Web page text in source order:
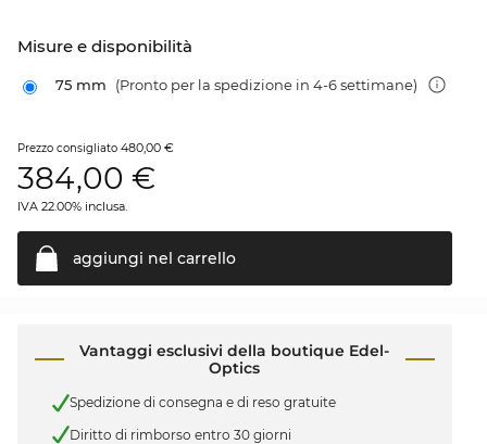
Misure e disponibilità
75 mm (Pronto per la spedizione in 4-6 settimane)
Prezzo consigliato 480,00 €
384,00 €
IVA 22.00% inclusa.
aggiungi nel carrello
Vantaggi esclusivi della boutique Edel-
Optics
Spedizione di consegna e di reso gratuite
Diritto di rimborso entro 30 giorni